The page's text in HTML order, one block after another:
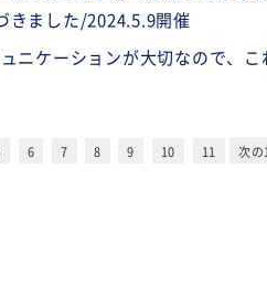
きました/2024.5.9開催
ニケーションが大切なので、
6 7 8 9 10 11 次